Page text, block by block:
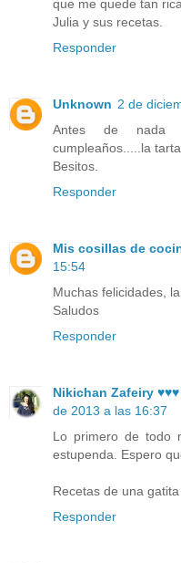
que me quede tan
Julia y sus recetas.
Responder
Unknown 2 de
Antes de nada
cumpleaños.....la
Besitos.
Responder
Mis cosillas de
15:54
Muchas felicidades,
Saludos
Responder
Nikichan Zafeiry
de 2013 a las 16:37
Lo primero de todo
estupenda. Espero
Recetas de una
Responder